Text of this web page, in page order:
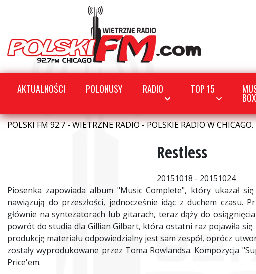
AKTUALNOŚCI POLONUSY RADIO TOP 15
BOX
POLSKI FM 92.7 - WIETRZNE RADIO - POLSKIE RADIO W CHICAGO.
Restless
20151018 - 20151024
Piosenka zapowiada album "Music Complete", który ukazał
nawiązują do przeszłości, jednocześnie idąc z duchem czasu.
głównie na syntezatorach lub gitarach, teraz dąży do
powrót do studia dla Gillian Gilbart, która ostatni raz pojawiła się
produkcję materiału odpowiedzialny jest sam zespół, oprócz
zostały wyprodukowane przez Toma Rowlandsa. Kompozycja
Price'em.